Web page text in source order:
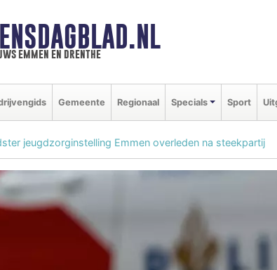
emmen en drenthe
Gemeente Regionaal Specials Sport
jeugdzorginstelling Emmen overleden na steekpartij